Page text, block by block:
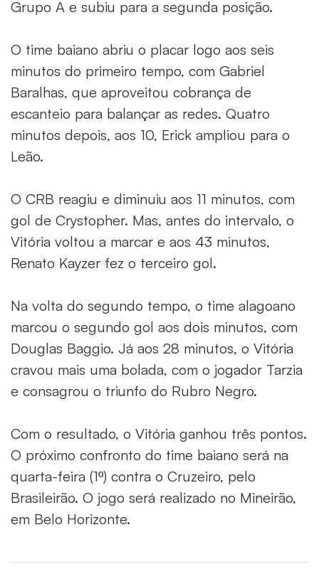
Grupo A e subiu para a segunda posição.
O time baiano abriu o placar logo aos seis
minutos do primeiro tempo, com Gabriel
Baralhas, que aproveitou cobrança de
escanteio para balançar as redes. Quatro
minutos depois, aos 10, Erick ampliou para o
Leão.
O CRB reagiu e diminuiu aos 11 minutos, com
gol de Crystopher. Mas, antes do intervalo, o
Vitória voltou a marcar e aos 43 minutos,
Renato Kayzer fez o terceiro gol.
Na volta do segundo tempo, o time alagoano
marcou o segundo gol aos dois minutos, com
Douglas Baggio. Já aos 28 minutos, o Vitória
cravou mais uma bolada, com o jogador Tarzia
e consagrou o triunfo do Rubro Negro.
Com o resultado, o Vitória ganhou três pontos.
O próximo confronto do time baiano será na
quarta-feira (1º) contra o Cruzeiro, pelo
Brasileirão. O jogo será realizado no Mineirão,
em Belo Horizonte.